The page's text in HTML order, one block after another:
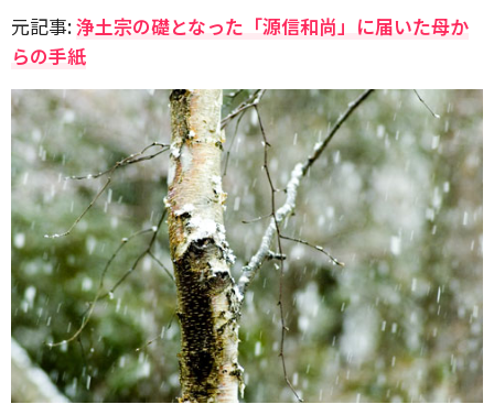
元記事:浄土宗の礎となった「源信和尚」に届いた母か
らの手紙